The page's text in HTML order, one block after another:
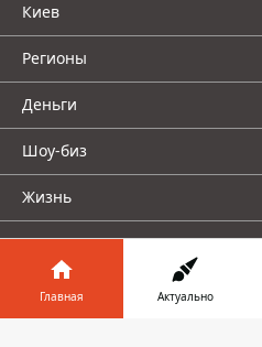
Киев
Регионы
Деньги
Шоу-биз
Жизнь
О нас
Главная Актуально